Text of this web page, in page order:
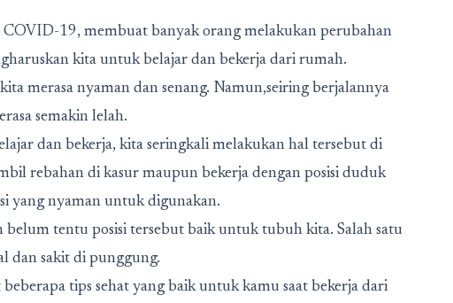
19, membuat banyak orang melakukan perubahan
kita untuk belajar dan bekerja dari rumah.
merasa nyaman dan senang. Namun,seiring berjalannya
semakin lelah.
dan bekerja, kita seringkali melakukan hal tersebut di
rebahan di kasur maupun bekerja dengan posisi duduk
yang nyaman untuk digunakan.
tentu posisi tersebut baik untuk tubuh kita. Salah satu
dan sakit di punggung.
tips sehat yang baik untuk kamu saat bekerja dari